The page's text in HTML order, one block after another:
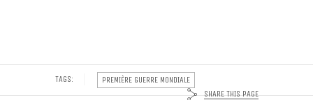
TAGS:
PREMIÈRE GUERRE MONDIALE
SHARE THIS PAGE